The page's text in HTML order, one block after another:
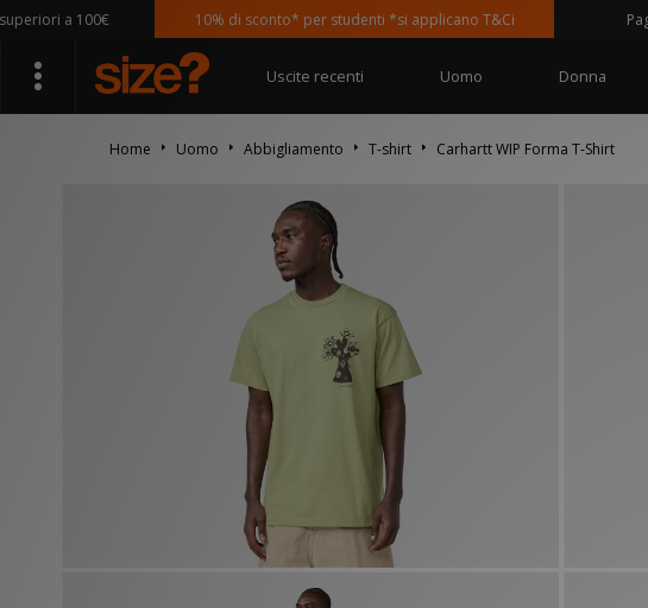
a 100€ 10% di sconto* per studenti *si applicano T&Ci Paga
Uscite recenti Uomo Donna
Home Uomo Abbigliamento T-shirt Carhartt WIP Forma T-Shirt